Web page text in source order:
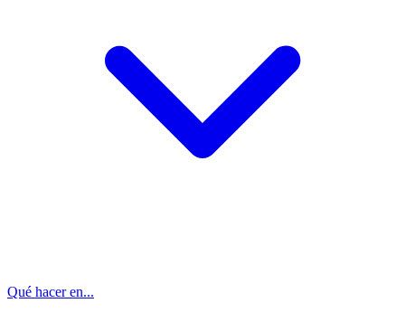
Qué hacer en...